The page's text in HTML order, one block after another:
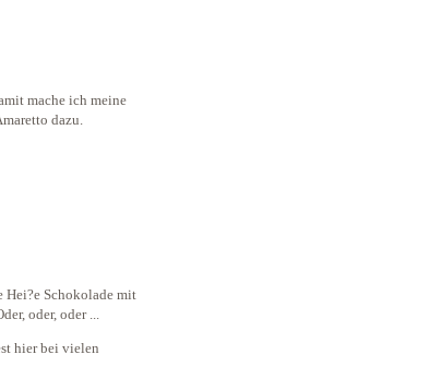
mache ich meine
dazu.
Hei?e Schokolade mit
oder, oder ...
hier bei vielen